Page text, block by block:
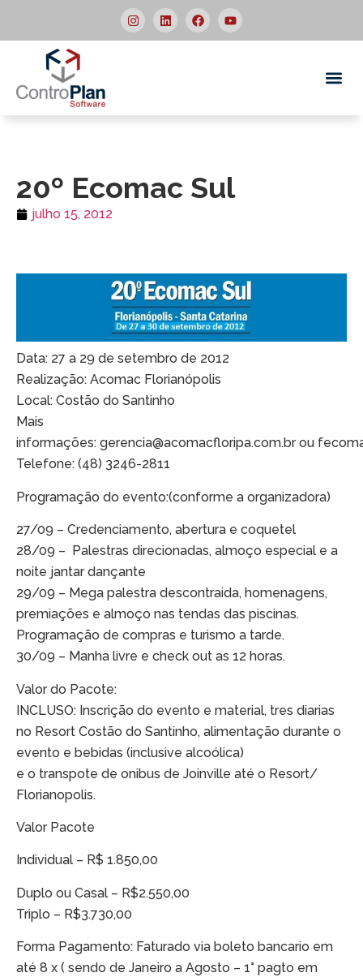
20º Ecomac Sul
julho 15, 2012
Data: 27 a 29 de setembro de 2012
Realização: Acomac Florianópolis
Local: Costão do Santinho
Mais
informações: gerencia@acomacfloripa.com.br ou
Telefone: (48) 3246-2811
Programação do evento:(conforme a organizadora)
27/09 – Credenciamento, abertura e coquetel
28/09 – Palestras direcionadas, almoço especial e a
noite jantar dançante
29/09 – Mega palestra descontraida, homenagens,
premiações e almoço nas tendas das piscinas.
Programação de compras e turismo a tarde.
30/09 – Manha livre e check out as 12 horas.
Valor do Pacote:
INCLUSO: Inscrição do evento e material, tres diarias
no Resort Costão do Santinho, alimentação durante o
evento e bebidas (inclusive alcoólica)
e o transpote de onibus de Joinville até o Resort/
Florianopolis.
Valor Pacote
Individual – R$ 1.850,00
Duplo ou Casal – R$2.550,00
Triplo – R$3.730,00
Forma Pagamento: Faturado via boleto bancario em
até 8 x ( sendo de Janeiro a Agosto – 1° pagto em